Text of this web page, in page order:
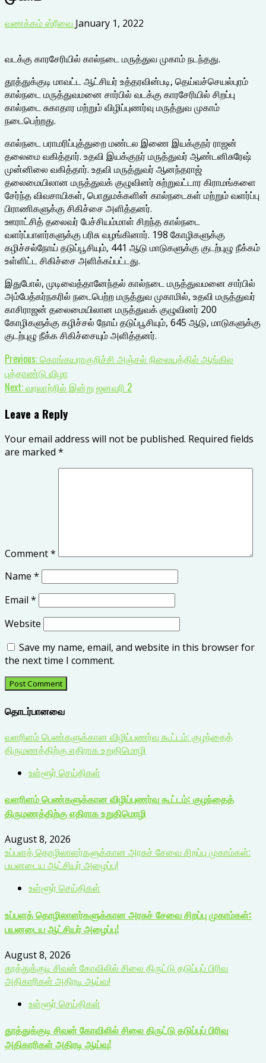
வணக்கம் ஸ்ரீவை January 1, 2022
வடக்கு காரசேரியில் கால்நடை மருத்துவ முகாம் நடந்தது.
தூத்துக்குடி மாவட்ட ஆட்சியர் உத்தரவின்படி, தெய்வச்செயல்புரம்
கால்நடை மருத்துவமனை சார்பில் வடக்கு காரசேரியில் சிறப்பு
கால்நடை சுகாதார மற்றும் விழிப்புணர்வு மருத்துவ முகாம்
நடைபெற்றது.
கால்நடை பராமரிப்புத்துறை மண்டல இணை இயக்குநர் ராஜன்
தலைமை வகித்தார். உதவி இயக்குநர் மருத்துவர் ஆண்டனிசுரேஷ்
முன்னிலை வகித்தார். உதவி மருத்துவர் ஆனந்தராஜ்
தலைமையிலான மருத்துவக் குழுவினர் சுற்றுவட்டார கிராமங்களை
சேர்ந்த விவசாயிகள், பொதுமக்களின் கால்நடைகள் மற்றும் வளர்ப்பு
பிராணிகளுக்கு சிகிச்சை அளித்தனர்.
ஊராட்சித் தலைவர் பேச்சியம்மாள் சிறந்த கால்நடை
வளர்ப்பாளர்களுக்கு பரிசு வழங்கினார். 198 கோழிகளுக்கு
கழிச்சல்நோய் தடுப்பூசியும், 441 ஆடு மாடுகளுக்கு குடற்புழு நீக்கம்
உள்ளிட்ட சிகிச்சை அளிக்கப்பட்டது.
இதுபோல், முடிவைத்தானேந்தல் கால்நடை மருத்துவமனை சார்பில்
அம்பேத்கர்நகரில் நடைபெற்ற மருத்துவ முகாமில், உதவி மருத்துவர்
காசிராஜன் தலைமையிலான மருத்துவக் குழுவினர் 200
கோழிகளுக்கு கழிச்சல் நோய் தடுப்பூசியும், 645 ஆடு, மாடுகளுக்கு
குடற்புழு நீக்க சிகிச்சையும் அளித்தனர்.
Continue
Reading
Previous:கொங்கயராகுறிச்சி அஞ்சல் நிலையத்தில் ஆங்கில
புத்தாண்டு விழா
Next:வரலாற்றில் இன்று ஜனவரி 2
Leave a Reply
Your email address will not be published. Required fields
are marked *
Comment*
Name *
Email *
Website
Save my name, email, and website in this browser for
the next time I comment.
தொடர்பானவை
வளரிளம் பெண்களுக்கான விழிப்புணர்வு கூட்டம்: குழந்தைத்
திருமணத்திற்கு எதிராக உறுதிமொழி
உள்ளூர் செய்திகள்
வளரிளம் பெண்களுக்கான விழிப்புணர்வு கூட்டம்: குழந்தைத்
திருமணத்திற்கு எதிராக உறுதிமொழி
August 8, 2026
உப்பளத் தொழிலாளர்களுக்கான அரசுச் சேவை சிறப்பு முகாம்கள்:
பயனடைய ஆட்சியர் அழைப்பு!
உள்ளூர் செய்திகள்
உப்பளத் தொழிலாளர்களுக்கான அரசுச் சேவை சிறப்பு முகாம்கள்:
பயனடைய ஆட்சியர் அழைப்பு!
August 8, 2026
தூத்துக்குடி சிவன் கோவிலில் சிலை திருட்டு தடுப்புப் பிரிவு
அதிகாரிகள் அதிரடி ஆய்வு!
உள்ளூர் செய்திகள்
தூத்துக்குடி சிவன் கோவிலில் சிலை திருட்டு தடுப்புப் பிரிவு
அதிகாரிகள் அதிரடி ஆய்வு!